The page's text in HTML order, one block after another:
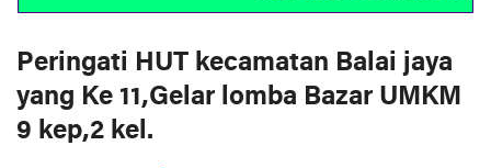
Peringati HUT kecamatan Balai jaya
yang Ke 11,Gelar lomba Bazar UMKM
9 kep,2 kel.